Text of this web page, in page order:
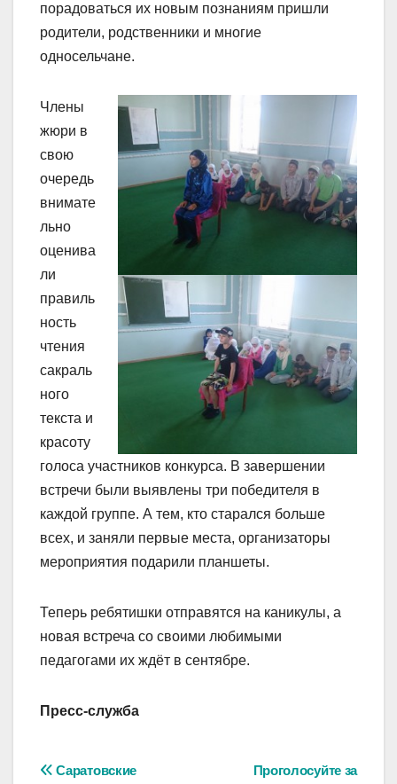
порадоваться их новым познаниям пришли
родители, родственники и многие
односельчане.
Члены
жюри в
свою
очередь
внимате
льно
оценива
ли
правиль
ность
чтения
сакраль
ного
текста и
красоту
голоса участников конкурса. В завершении
встречи были выявлены три победителя в
каждой группе. А тем, кто старался больше
всех, и заняли первые места, организаторы
мероприятия подарили планшеты.
Теперь ребятишки отправятся на каникулы, а
новая встреча со своими любимыми
педагогами их ждёт в сентябре.
Пресс-служба
Навигация Проголосуйте за
Саратовские